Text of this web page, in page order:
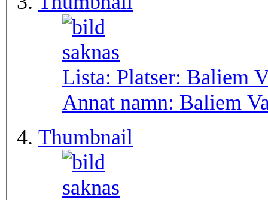
Lista: Platser: Baliem
Annat namn: Baliem
Thumbnail